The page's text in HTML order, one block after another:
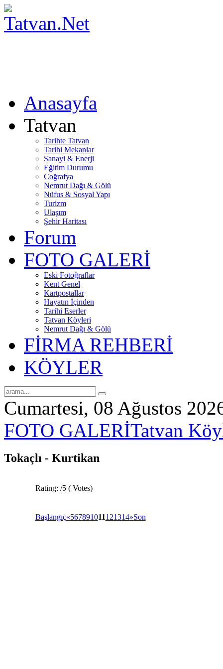
Anasayfa
Tatvan
Tarihte Tatvan
Tarihi Mekanlar
Sanayi & Enerji
Eğitim Durumu
Coğrafya
Nemrut Dağı & Gölü
Nüfus & Sosyal Yapı
Turizm
Ulaşım
Şehir Haritası
Forum
FOTO GALERİ
Eski Fotoğraflar
Kent Genel
Kartpostallar
Hayatın İçinden
Tarihi Eserler
Tatvan Köyleri
Nemrut Dağı & Gölü
FİRMA REHBERİ
KÖYLER
Cumartesi, 08 Ağustos
FOTO GALERİTatvan
Tokaçlı - Kurtikan
Rating: /5 ( Votes)
Başlangıç«567891011121314»Son